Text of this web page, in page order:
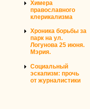
Химера
православного
клерикализма
Хроника борьбы за
парк на ул.
Логунова 25 июня.
Мэрия.
Социальный
эскапизм: прочь
от журналистики